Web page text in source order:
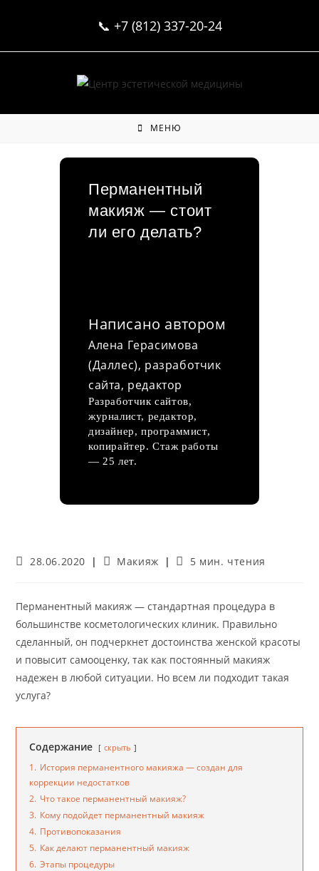
📞 +7 (812) 337-20-24
МЕНЮ
Перманентный
макияж — стоит
ли его делать?
Написано автором
Алена Герасимова
(Даллес), разработчик
сайта, редактор
Разработчик сайтов,
журналист, редактор,
дизайнер, программист,
копирайтер. Стаж работы
— 25 лет.
Запись
28.06.2020
Рубрика
Макияж
Время
5 мин. чтения
Перманентный макияж — стандартная процедура в
большинстве косметологических клиник. Правильно
сделанный, он подчеркнет достоинства женской красоты
и повысит самооценку, так как постоянный макияж
надежен в любой ситуации. Но всем ли подходит такая
услуга?
Содержание скрыть
1. История перманентного макияжа — создан для
коррекции недостатков
2. Что такое перманентный макияж?
3. Кому подойдет перманентный макияж
4. Противопоказания
5. Как делают перманентный макияж
6. Этапы процедуры